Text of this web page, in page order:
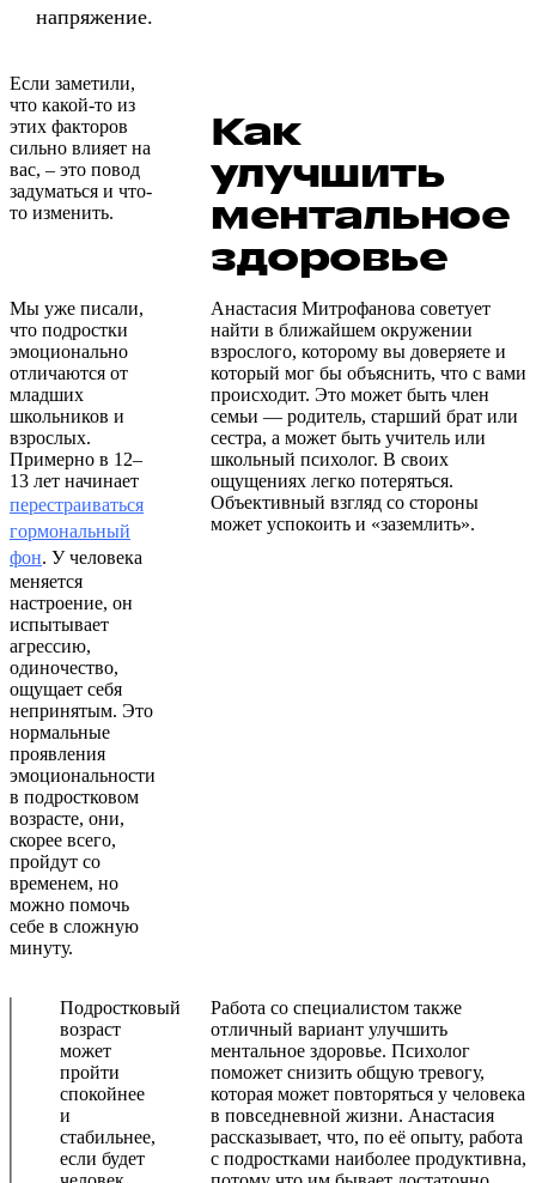
напряжение.
Если заметили,
что какой-то из
этих факторов
сильно влияет на
вас, – это повод
задуматься и что-
то изменить.
Как
улучшить
ментальное
здоровье
Мы уже писали,
что подростки
эмоционально
отличаются от
младших
школьников и
взрослых.
Примерно в 12–
13 лет начинает
перестраиваться
гормональный
фон. У человека
меняется
настроение, он
испытывает
агрессию,
одиночество,
ощущает себя
непринятым. Это
нормальные
проявления
эмоциональности
в подростковом
возрасте, они,
скорее всего,
пройдут со
временем, но
можно помочь
себе в сложную
минуту.
Анастасия Митрофанова советует
найти в ближайшем окружении
взрослого, которому вы доверяете и
который мог бы объяснить, что с вами
происходит. Это может быть член
семьи — родитель, старший брат или
сестра, а может быть учитель или
школьный психолог. В своих
ощущениях легко потеряться.
Объективный взгляд со стороны
может успокоить и «заземлить».
Подростковый
возраст
может
пройти
спокойнее
и
стабильнее,
если будет
Работа со специалистом также
отличный вариант улучшить
ментальное здоровье. Психолог
поможет снизить общую тревогу,
которая может повторяться у человека
в повседневной жизни. Анастасия
рассказывает, что, по её опыту, работа
с подростками наиболее продуктивна,